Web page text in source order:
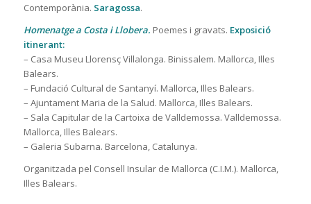
Contemporània. Saragossa.
Homenatge a Costa i Llobera. Poemes i gravats. Exposició
itinerant:
– Casa Museu Llorensç Villalonga. Binissalem. Mallorca, Illes
Balears.
– Fundació Cultural de Santanyí. Mallorca, Illes Balears.
– Ajuntament Maria de la Salud. Mallorca, Illes Balears.
– Sala Capitular de la Cartoixa de Valldemossa. Valldemossa.
Mallorca, Illes Balears.
– Galeria Subarna. Barcelona, Catalunya.
Organitzada pel Consell Insular de Mallorca (C.I.M.). Mallorca,
Illes Balears.